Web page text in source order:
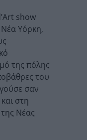
show
Νέα Υόρκη,
της πόλης
του
σαν
στη
Νέας